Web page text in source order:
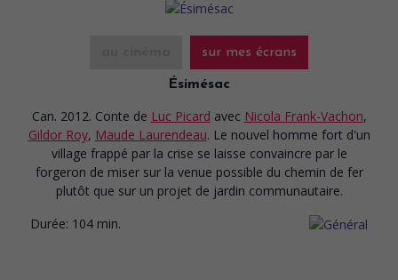
sur mes écrans
Ésimésac
Can. 2012. Conte de Luc Picard avec Nicola Frank-Vachon,
Gildor Roy, Maude Laurendeau. Le nouvel homme fort d'un
village frappé par la crise se laisse convaincre par le
forgeron de miser sur la venue possible du chemin de fer
plutôt que sur un projet de jardin communautaire.
Durée: 104 min.